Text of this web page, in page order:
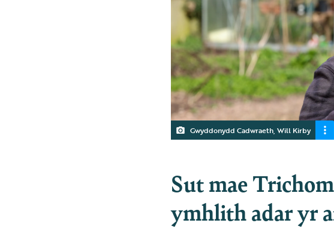
Gwyddonydd Cadwraeth, Will Kirby
Sut mae
ymhlith adar yr